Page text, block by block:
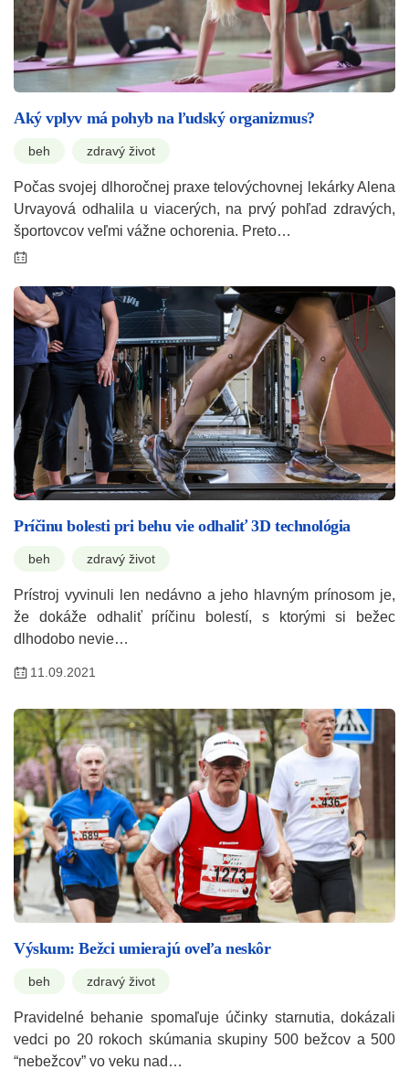
Aký vplyv má pohyb na ľudský organizmus?
beh zdravý život
Počas svojej dlhoročnej praxe telovýchovnej lekárky Alena
Urvayová odhalila u viacerých, na prvý pohľad zdravých,
športovcov veľmi vážne ochorenia. Preto…
Príčinu bolesti pri behu vie odhaliť 3D technológia
beh zdravý život
Prístroj vyvinuli len nedávno a jeho hlavným prínosom je,
že dokáže odhaliť príčinu bolestí, s ktorými si bežec
dlhodobo nevie…
11.09.2021
Výskum: Bežci umierajú oveľa neskôr
beh zdravý život
Pravidelné behanie spomaľuje účinky starnutia, dokázali
vedci po 20 rokoch skúmania skupiny 500 bežcov a 500
“nebežcov” vo veku nad…